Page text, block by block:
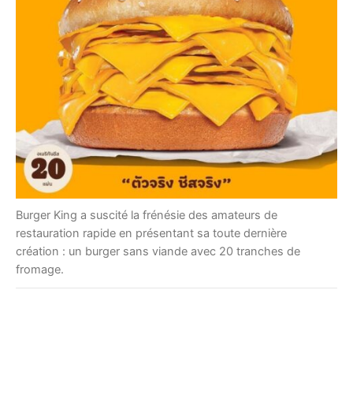
Burger King a suscité la frénésie des amateurs de
restauration rapide en présentant sa toute dernière
création : un burger sans viande avec 20 tranches de
fromage.